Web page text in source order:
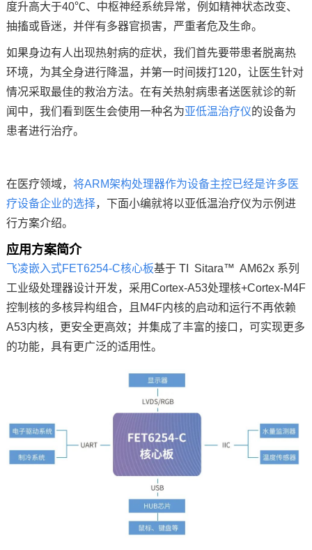
度升高大于40℃、中枢神经系统异常，例如精神状态改变、
抽搐或昏迷，并伴有多器官损害，严重者危及生命。
如果身边有人出现热射病的症状，我们首先要带患者脱离热
环境，为其全身进行降温，并第一时间拨打120，让医生针对
情况采取最佳的救治方法。在有关热射病患者送医就诊的新
闻中，我们看到医生会使用一种名为亚低温治疗仪的设备为
患者进行治疗。
在 医疗领域， 将ARM架构处理器作为设备主控已经是许多医
疗设备企业的选择，下面小编就将以亚低温治疗仪为示例进
行方案介绍。
应用方案简介
飞凌嵌入式FET6254-C核心板基于 TI Sitara™ AM62x系列
工业级处理器设计开发，采用Cortex-A53处理核+Cortex-M4F
控制核的多核异构组合，且M4F内核的启动和运行不再依赖
A53内核，更安全更高效；并集成了丰富的接口，可实现更多
的功能，具有更广泛的适用性。